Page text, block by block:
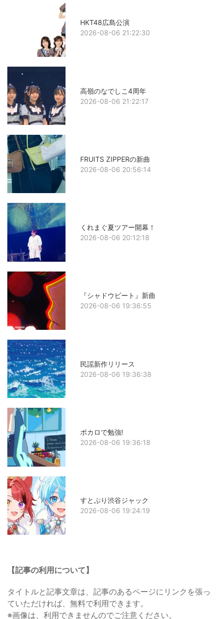
HKT48広島公演
2026-08-06 21:22:30
高嶺のなでしこ4周年
2026-08-06 21:22:17
FRUITS ZIPPERの新曲
2026-08-06 20:56:14
くれまぐ夏ツアー開幕！
2026-08-06 20:12:18
『シャドウビート』新曲
2026-08-06 19:36:55
民謡新作リリース
2026-08-06 19:36:38
ボカロで勉強!
2026-08-06 19:36:18
すとぷり渋谷ジャック
2026-08-06 19:24:19
【記事の利用について】
タイトルと記事文章は、記事のあるページにリンクを張っ
ていただければ、無料で利用できます。
※画像は、利用できませんのでご注意ください。